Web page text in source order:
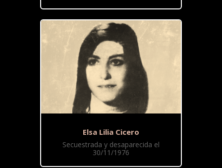
Elsa Lilia Cicero
Secuestrada y desaparecida el
30/11/1976